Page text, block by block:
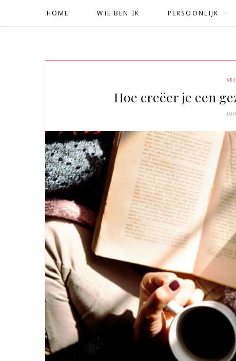
HOME WIE BEN IK PERSOONLIJK
Hoe creëer je een